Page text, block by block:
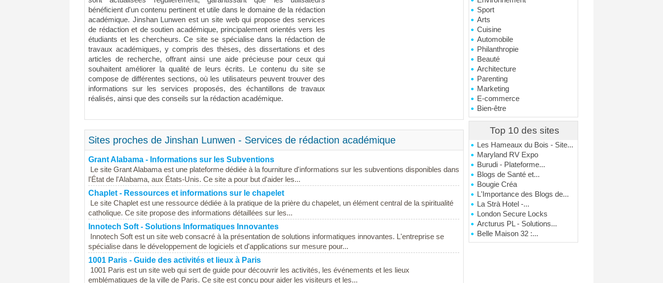
Sport
Arts
Cuisine
Automobile
Philanthropie
Beauté
Architecture
Parenting
Marketing
E-commerce
Bien-être
Top 10 des sites
Les Hameaux du Bois - Site...
Maryland RV Expo
Burudi - Plateforme...
Blogs de Santé et...
Bougie Créa
L'Importance des Blogs de...
La Strà Hotel -...
London Secure Locks
Arcturus PL - Solutions...
Belle Maison 32 :...
bénéficient d'un contenu pertinent et utile dans le domaine de la rédaction
académique. Jinshan Lunwen est un site web qui propose des services
de rédaction et de soutien académique, principalement orientés vers les
étudiants et les chercheurs. Ce site se spécialise dans la rédaction de
travaux académiques, y compris des thèses, des dissertations et des
articles de recherche, offrant ainsi une aide précieuse pour ceux qui
souhaitent améliorer la qualité de leurs écrits. Le contenu du site se
compose de différentes sections, où les utilisateurs peuvent trouver des
informations sur les services proposés, des échantillons de travaux
réalisés, ainsi que des conseils sur la rédaction académique.
Sites proches de Jinshan Lunwen - Services de rédaction académique
Grant Alabama - Informations sur les Subventions
Le site Grant Alabama est une plateforme dédiée à la fourniture d'informations sur les subventions disponibles dans
l'État de l'Alabama, aux États-Unis. Ce site a pour but d'aider les...
Chaplet - Ressources et informations sur le chapelet
Le site Chaplet est une ressource dédiée à la pratique de la prière du chapelet, un élément central de la spiritualité
catholique. Ce site propose des informations détaillées sur les...
Innotech Soft - Solutions Informatiques Innovantes
Innotech Soft est un site web consacré à la présentation de solutions informatiques innovantes. L'entreprise se
spécialise dans le développement de logiciels et d'applications sur mesure pour...
1001 Paris - Guide des activités et lieux à Paris
1001 Paris est un site web qui sert de guide pour découvrir les activités, les événements et les lieux
emblématiques de la ville de Paris. Ce site est conçu pour aider les visiteurs et les...